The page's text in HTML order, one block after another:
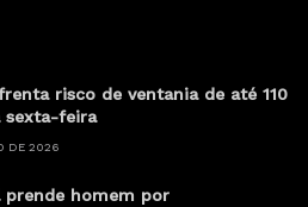
risco de ventania de até 110
sexta-feira
DE 2026
prende homem por